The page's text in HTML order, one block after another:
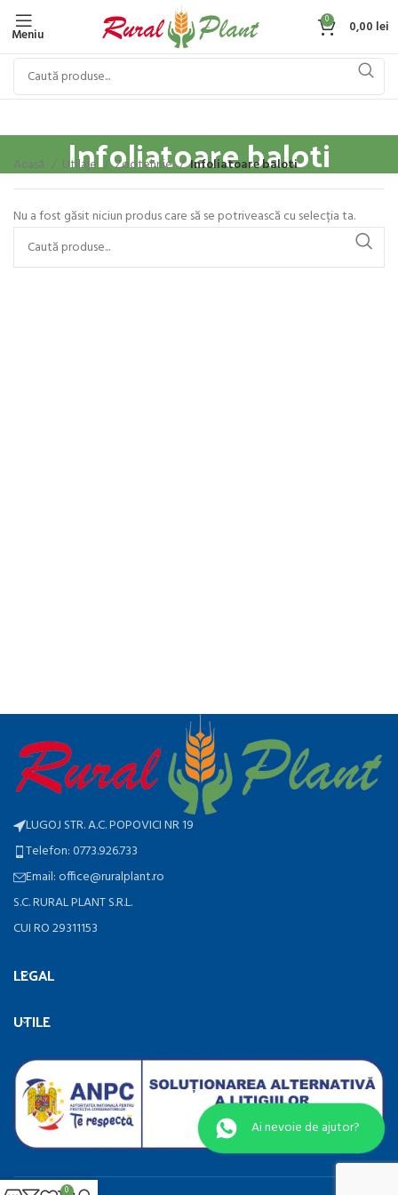
Meniu
0 0,00 lei
Infoliatoare baloti
Acasă Utilaje Zootehnie Infoliatoare baloti
Nu a fost găsit niciun produs care să se potrivească cu selecția ta.
LUGOJ STR. A.C. POPOVICI NR 19
Telefon: 0773.926.733
Email: office@ruralplant.ro
S.C. RURAL PLANT S.R.L.
CUI RO 29311153
LEGAL
UTILE
Ai nevoie de ajutor?
0